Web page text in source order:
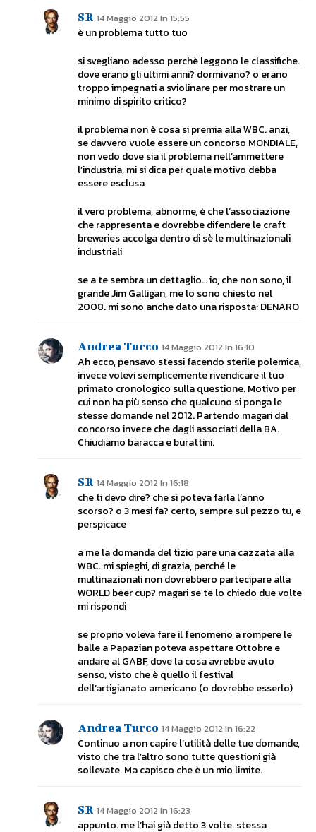
SR 14 Maggio 2012 In 15:55
è un problema tutto tuo
si svegliano adesso perchè leggono le classifiche.
dove erano gli ultimi anni? dormivano? o erano
troppo impegnati a sviolinare per mostrare un
minimo di spirito critico?
il problema non è cosa si premia alla WBC. anzi,
se davvero vuole essere un concorso MONDIALE,
non vedo dove sia il problema nell’ammettere
l’industria, mi si dica per quale motivo debba
essere esclusa
il vero problema, abnorme, è che l’associazione
che rappresenta e dovrebbe difendere le craft
breweries accolga dentro di sè le multinazionali
industriali
se a te sembra un dettaglio… io, che non sono, il
grande Jim Galligan, me lo sono chiesto nel
2008. mi sono anche dato una risposta: DENARO
Andrea Turco 14 Maggio 2012 In 16:10
Ah ecco, pensavo stessi facendo sterile polemica,
invece volevi semplicemente rivendicare il tuo
primato cronologico sulla questione. Motivo per
cui non ha più senso che qualcuno si ponga le
stesse domande nel 2012. Partendo magari dal
concorso invece che dagli associati della BA.
Chiudiamo baracca e burattini.
SR 14 Maggio 2012 In 16:18
che ti devo dire? che si poteva farla l’anno
scorso? o 3 mesi fa? certo, sempre sul pezzo tu, e
perspicace
a me la domanda del tizio pare una cazzata alla
WBC. mi spieghi, di grazia, perché le
multinazionali non dovrebbero partecipare alla
WORLD beer cup? magari se te lo chiedo due volte
mi rispondi
se proprio voleva fare il fenomeno a rompere le
balle a Papazian poteva aspettare Ottobre e
andare al GABF, dove la cosa avrebbe avuto
senso, visto che è quello il festival
dell’artigianato americano (o dovrebbe esserlo)
Andrea Turco 14 Maggio 2012 In 16:22
Continuo a non capire l’utilità delle tue domande,
visto che tra l’altro sono tutte questioni già
sollevate. Ma capisco che è un mio limite.
SR 14 Maggio 2012 In 16:23
appunto. me l’hai già detto 3 volte. stessa